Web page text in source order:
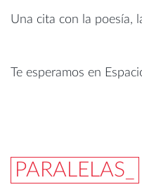
Una cita con la poesía,
Te esperamos en
PARALELAS_